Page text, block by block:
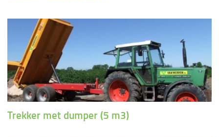
Trekker met dumper (5 m3)